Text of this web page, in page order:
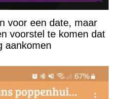
voor een date, maar
voorstel te komen dat
aankomen